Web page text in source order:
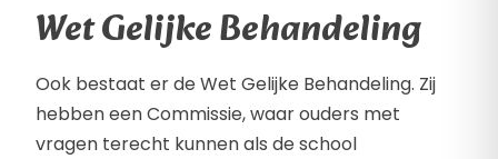
Wet Gelijke Behandeling
Ook bestaat er de Wet Gelijke Behandeling. Zij
hebben een Commissie, waar ouders met
vragen terecht kunnen als de school